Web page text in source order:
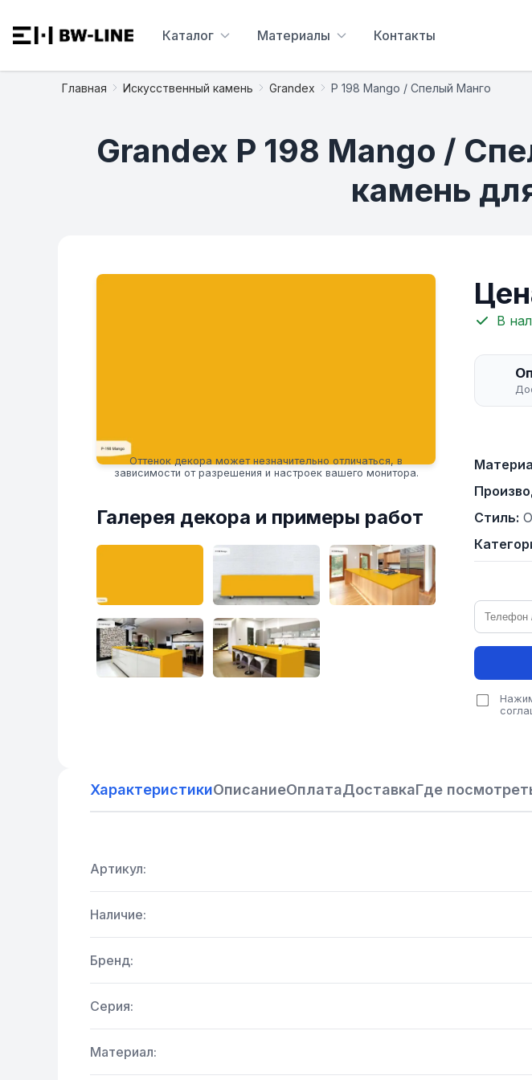
Каталог Материалы Контакты
Главная Искусственный камень Grandex P 198 Mango / Спелый Манго
Grandex P 198 Mango /
камень
Оттенок декора может незначительно отличаться, в
зависимости от разрешения и настроек вашего монитора.
Галерея декора и примеры работ
В
Стиль:
ХарактеристикиОписаниеОплатаДоставкаГде
Артикул:
Наличие:
Бренд:
Серия:
Материал: